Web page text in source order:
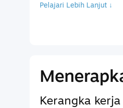
Pelajari Lebih Lanjut ↓
Kerangka